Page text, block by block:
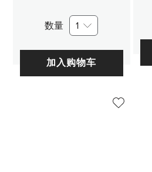
数量 1
加入购物车